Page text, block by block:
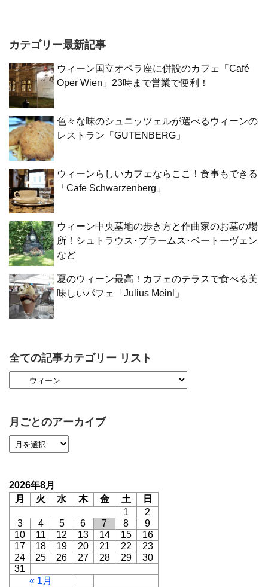
カテゴリー最新記事
ウィーン国立オペラ座に併設のカフェ「Café
Oper Wien」23時まで営業で便利！
色々な味のシュニッツェルが選べるウィーンの
レストラン「GUTENBERG」
ウィーンらしいカフェならここ！食事もできる
「Cafe Schwarzenberg」
ウィーン中央墓地の歩き方と作曲家のお墓の場
所！シュトラウス･ブラームス･ベートーヴェン
など
夏のウィーン最高！カフェのテラスで食べる美
味しいパフェ「Julius Meinl」
全ての記事カテゴリー リスト
月ごとのアーカイブ
2026年8月
月
火 水 木 金 土 日
« 1月
1
2
3
4 5 6 7 8
9
10
11 12 13 14 15
16
17
18 19 20 21 22
23
24
25 26 27 28 29
30
31